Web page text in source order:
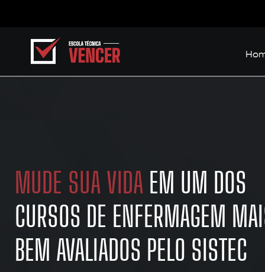
MUDE SUA VIDA EM UM DOS
CURSOS DE ENFERMAGEM
BEM AVALIADOS PELO SISTEC